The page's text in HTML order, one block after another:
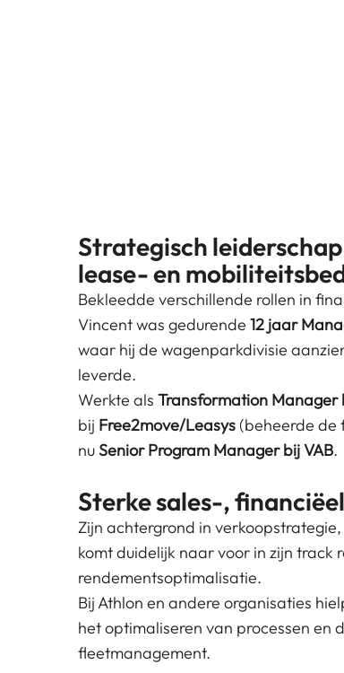
Strategisch
lease- en
Bekleedde verschillende rollen in
Vincent was gedurende12 jaar
waar hij de wagenparkdivisie
leverde.
Werkte alsTransformation Manager
bij Free2move/Leasys (beheerde de
nuSenior Program Manager bij VAB.
Sterke sales-,
Zijn achtergrond in
komt duidelijk naar voor in zijn track
rendementsoptimalisatie.
Bij Athlon en andere organisaties
het optimaliseren van processen en
fleetmanagement.